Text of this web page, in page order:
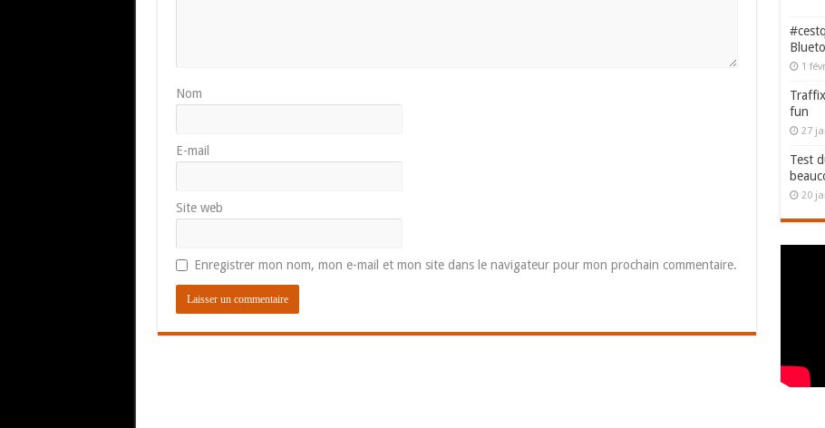
Nom
E-mail
Site web
Enregistrer mon nom, mon e-mail et mon site dans le navigateur pour mon prochain commentaire.
1
fun
27
Test
20